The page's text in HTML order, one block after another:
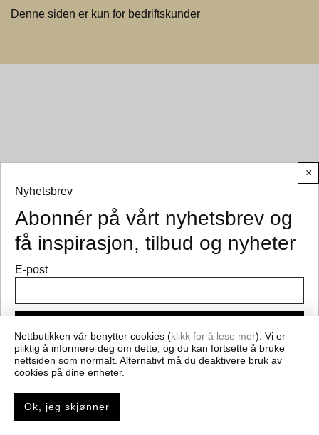
Denne siden er kun for bedriftskunder
×
Nyhetsbrev
Abonnér på vårt nyhetsbrev og
få inspirasjon, tilbud og nyheter
E-post
Få nyheter og gode tilbud fra cemo.no
Nettbutikken vår benytter cookies (klikk for å lese mer). Vi er
pliktig å informere deg om dette, og du kan fortsette å bruke
nettsiden som normalt. Alternativt må du deaktivere bruk av
cookies på dine enheter.
Ok, jeg skjønner